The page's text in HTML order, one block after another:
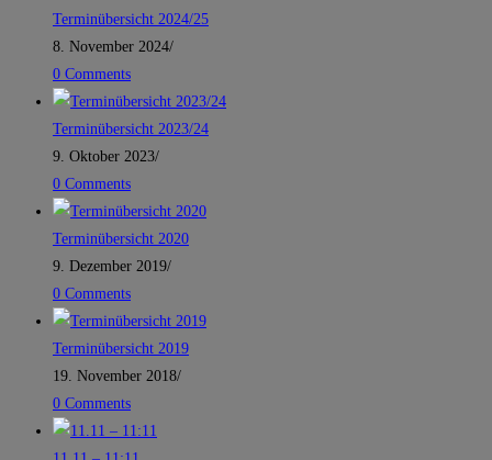
Terminübersicht 2024/25
8. November 2024/
0 Comments
Terminübersicht 2023/24
9. Oktober 2023/
0 Comments
Terminübersicht 2020
9. Dezember 2019/
0 Comments
Terminübersicht 2019
19. November 2018/
0 Comments